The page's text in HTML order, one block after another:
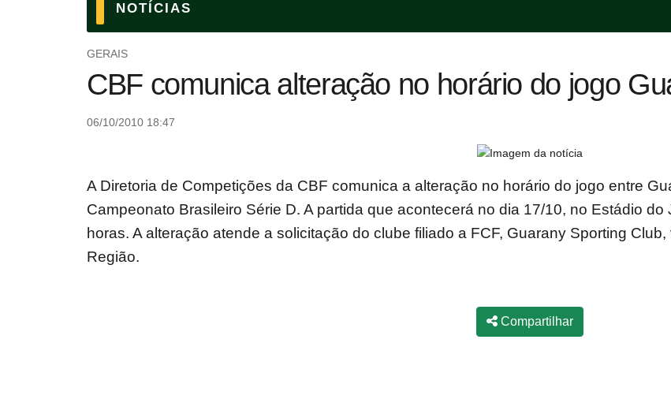
NOTÍCIAS
GERAIS
CBF comunica alteração no horário do jogo
06/10/2010 18:47
A Diretoria de Competições da CBF comunica a alteração no horário do jogo entre
Campeonato Brasileiro Série D. A partida que acontecerá no dia 17/10, no Estádio
horas. A alteração atende a solicitação do clube filiado a FCF, Guarany Sporting
Região.
Compartilhar